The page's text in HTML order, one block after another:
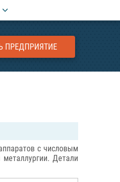
ПРЕДПРИЯТИЕ
с числовым
Детали